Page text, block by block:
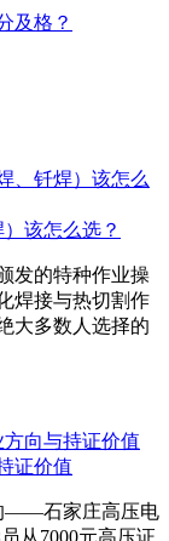
及格？
该怎么选？
发的特种作业操
焊接与热切割作
大多数人选择的
证价值
——石家庄高压电
从7000元高压证